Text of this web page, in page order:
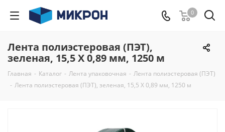
0
Лента полиэстеровая (ПЭТ),
зеленая, 15,5 Х 0,89 мм, 1250 м
Главная - Каталог - Лента упаковочная - Лента полиэстеровая (ПЭТ)
- Лента полиэстеровая (ПЭТ), зеленая, 15,5 Х 0,89 мм, 1250 м